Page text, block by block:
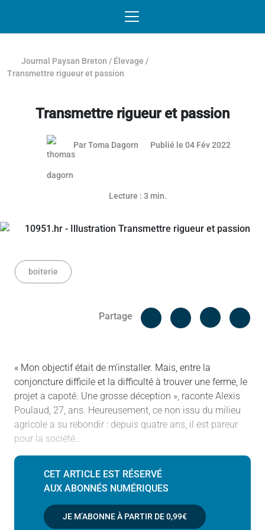
Journal Paysan Breton / Élevage /
Transmettre rigueur et passion
Transmettre rigueur et passion
Article réservé aux abonnés
ParToma Dagorn Publié le 04 Fév 202207
Lecture : 3 min.
boiterie
Partage
Facebook
« Mon objectif était de m’installer. Mais, entre la
conjoncture difficile et la difficulté à trouver une ferme, le
projet a capoté. Une grosse déception », raconte Alexis
Poulaud, 27, ans. Heureusement, ce non issu du milieu
agricole a su rebondir : depuis quatre ans, il est pareur
pour la société…
CET ARTICLE EST RÉSERVÉ
AUX ABONNÉS NUMÉRIQUES
JE M’ABONNE À PARTIR DE0,99€